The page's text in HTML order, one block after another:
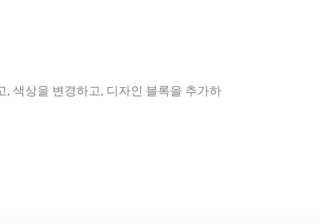
색상을 변경하고, 디자인 블록을 추가하